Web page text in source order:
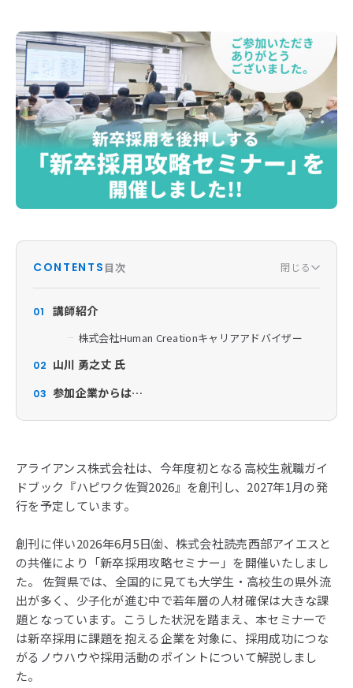
CONTENTS 目次 閉じる
01 講師紹介
株式会社Human Creationキャリアアドバイザー
02 山川 勇之丈 氏
03 参加企業からは…
アライアンス株式会社は、今年度初となる高校生就職ガイ
ドブック『ハピワク佐賀2026』を創刊し、2027年1月の発
行を予定しています。
創刊に伴い2026年6月5日㈮、株式会社読売西部アイエスと
の共催により「新卒採用攻略セミナー」を開催いたしまし
た。 佐賀県では、全国的に見ても大学生・高校生の県外流
出が多く、少子化が進む中で若年層の人材確保は大きな課
題となっています。こうした状況を踏まえ、本セミナーで
は新卒採用に課題を抱える企業を対象に、採用成功につな
がるノウハウや採用活動のポイントについて解説しまし
た。